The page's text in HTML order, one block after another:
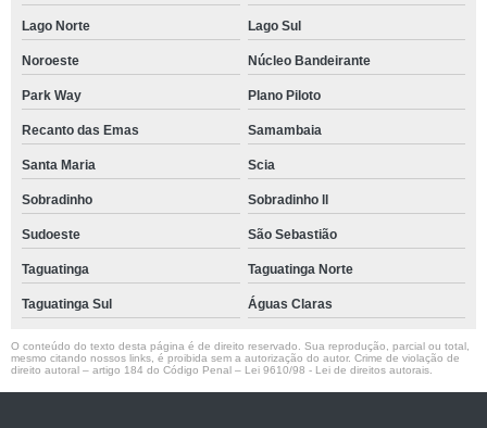
Lago Norte Lago Sul
Noroeste Núcleo Bandeirante
Park Way Plano Piloto
Recanto das Emas Samambaia
Santa Maria Scia
Sobradinho Sobradinho ll
Sudoeste São Sebastião
Taguatinga Taguatinga Norte
Taguatinga Sul Águas Claras
O conteúdo do texto desta página é de direito reservado. Sua reprodução, parcial ou total,
mesmo citando nossos links, é proibida sem a autorização do autor. Crime de violação de
direito autoral – artigo 184 do Código Penal – Lei 9610/98 - Lei de direitos autorais